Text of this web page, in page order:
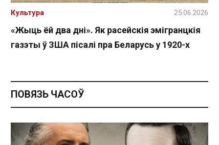
«Жыць ёй два дні». Як расейскія эмігранцкія
газэты ў ЗША пісалі пра Беларусь у 1920-х
Культура 25.06.2026
ПОВЯЗЬ ЧАСОЎ